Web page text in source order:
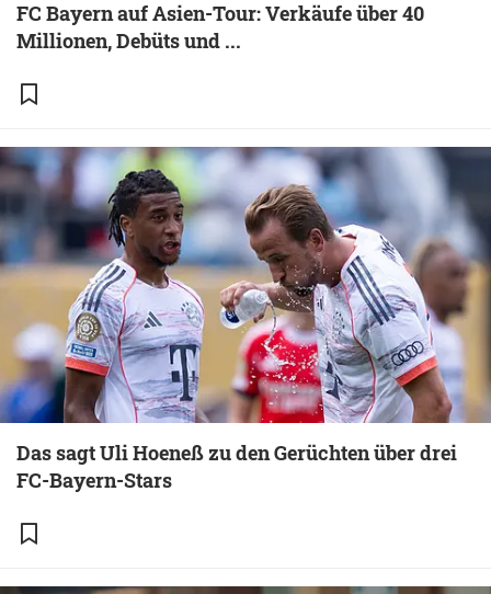
FC Bayern auf Asien-Tour: Verkäufe über 40
Millionen, Debüts und ...
Das sagt Uli Hoeneß zu den Gerüchten über drei
FC-Bayern-Stars